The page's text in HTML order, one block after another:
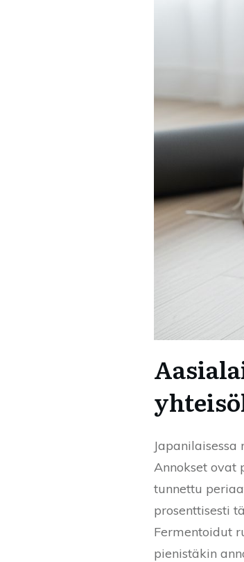
Annokset ovat
tunnettu
prosenttisesti
Fermentoidut
pienistäkin